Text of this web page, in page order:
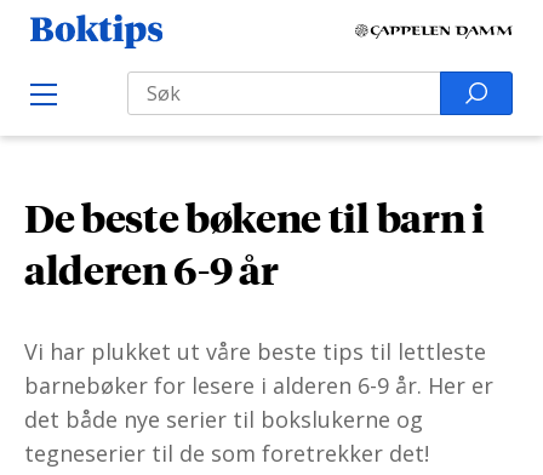
B
o
k
t
p
s
O
p
e
e
e
c
h
f
r
:
Search
De beste bøkene til barn i
alderen 6-9 år
Vi har plukket ut våre beste tips til lettleste
barnebøker for lesere i alderen 6-9 år. Her er
det både nye serier til bokslukerne og
tegneserier til de som foretrekker det!